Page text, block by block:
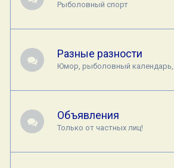
Рыболовный спорт
Разные разности
Юмор, рыболовный
Объявления
Только от частных лиц!